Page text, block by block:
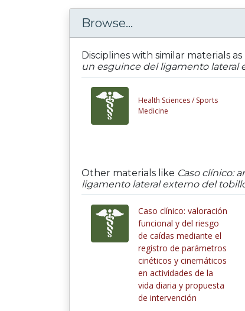
Browse...
Disciplines with similar materials as
un esguince del ligamento lateral
Health Sciences / Sports
Medicine
Other materials like Caso clínico:
ligamento lateral externo del
Caso clínico: valoración
funcional y del riesgo
de caídas mediante el
registro de parámetros
cinéticos y cinemáticos
en actividades de la
vida diaria y propuesta
de intervención